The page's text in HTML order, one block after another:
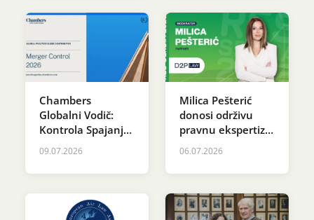
Chambers
Globalni Vodič:
Kontrola Spajanja
2026
09.07.2026
Milica Pešterić
donosi održivu
pravnu ekspertizu
na OIE SRBIJA
06.07.2026